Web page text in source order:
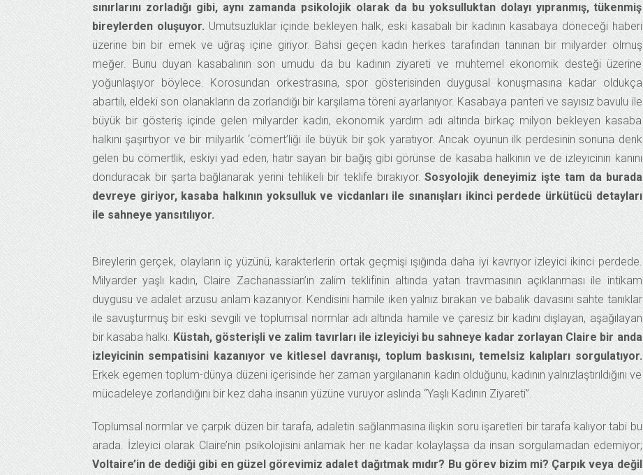
sınırlarını zorladığı gibi, aynı zamanda psikolojik olarak da bu yoksulluktan dolayı yıpranmış, tükenmiş
bireylerden oluşuyor.Umutsuzluklar içinde bekleyen halk, eski kasabalı bir kadının kasabaya döneceği haberi
üzerine bin bir emek ve uğraş içine giriyor. Bahsi geçen kadın herkes tarafından tanınan bir milyarder olmuş
meğer. Bunu duyan kasabalının son umudu da bu kadının ziyareti ve muhtemel ekonomik desteği üzerine
yoğunlaşıyor böylece. Korosundan orkestrasına, spor gösterisinden duygusal konuşmasına kadar oldukça
abartılı, eldeki son olanakların da zorlandığı bir karşılama töreni ayarlanıyor. Kasabaya panteri ve sayısız bavulu ile
büyük bir gösteriş içinde gelen milyarder kadın, ekonomik yardım adı altında birkaç milyon bekleyen kasaba
halkını şaşırtıyor ve bir milyarlık ‘cömert’liği ile büyük bir şok yaratıyor. Ancak oyunun ilk perdesinin sonuna denk
gelen bu cömertlik, eskiyi yad eden, hatır sayan bir bağış gibi görünse de kasaba halkının ve de izleyicinin kanını
donduracak bir şarta bağlanarak yerini tehlikeli bir teklife bırakıyor.Sosyolojik deneyimiz işte tam da burada
devreye giriyor, kasaba halkının yoksulluk ve vicdanları ile sınanışları ikinci perdede ürkütücü detayları
ile sahneye yansıtılıyor.
Bireylerin gerçek, olayların iç yüzünü, karakterlerin ortak geçmişi ışığında daha iyi kavrıyor izleyici ikinci perdede.
Milyarder yaşlı kadın, Claire Zachanassian’ın zalim teklifinin altında yatan travmasının açıklanması ile intikam
duygusu ve adalet arzusu anlam kazanıyor. Kendisini hamile iken yalnız bırakan ve babalık davasını sahte tanıklar
ile savuşturmuş bir eski sevgili ve toplumsal normlar adı altında hamile ve çaresiz bir kadını dışlayan, aşağılayan
bir kasaba halkı. Küstah, gösterişli ve zalim tavırları ile izleyiciyi bu sahneye kadar zorlayan Claire bir anda
izleyicinin sempatisini kazanıyor ve kitlesel davranışı, toplum baskısını, temelsiz kalıpları sorgulatıyor.
Erkek egemen toplum-dünya düzeni içerisinde her zaman yargılananın kadın olduğunu, kadının yalnızlaştırıldığını ve
mücadeleye zorlandığını bir kez daha insanın yüzüne vuruyor aslında “Yaşlı Kadının Ziyareti”.
Toplumsal normlar ve çarpık düzen bir tarafa, adaletin sağlanmasına ilişkin soru işaretleri bir tarafa kalıyor tabi bu
arada. İzleyici olarak Claire’nin psikolojisini anlamak her ne kadar kolaylaşsa da insan sorgulamadan edemiyor;
Voltaire’in de dediği gibi en güzel görevimiz adalet dağıtmak mıdır? Bu görev bizim mi? Çarpık veya değil